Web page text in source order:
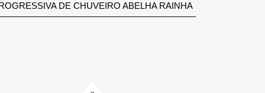
DE CHUVEIRO ABELHA RAINHA